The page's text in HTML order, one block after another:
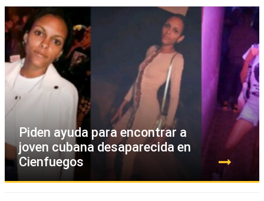
Piden ayuda para encontrar a
joven cubana desaparecida en
Cienfuegos